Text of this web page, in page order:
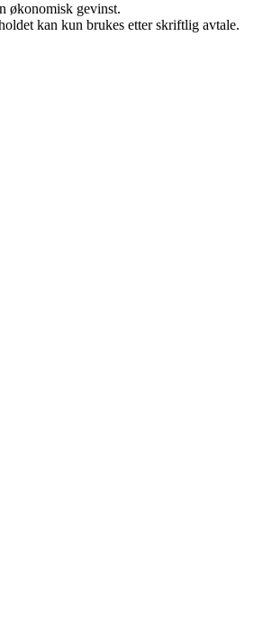
økonomisk gevinst.
kan kun brukes etter skriftlig avtale.